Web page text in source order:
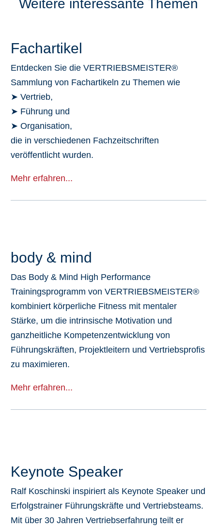
Weitere interessante Themen
Fachartikel
Entdecken Sie die VERTRIEBSMEISTER®
Sammlung von Fachartikeln zu Themen wie
➤ Vertrieb,
➤ Führung und
➤ Organisation,
die in verschiedenen Fachzeitschriften
veröffentlicht wurden.
Mehr erfahren...
body & mind
Das Body & Mind High Performance
Trainingsprogramm von VERTRIEBSMEISTER®
kombiniert körperliche Fitness mit mentaler
Stärke, um die intrinsische Motivation und
ganzheitliche Kompetenzentwicklung von
Führungskräften, Projektleitern und Vertriebsprofis
zu maximieren.
Mehr erfahren...
Keynote Speaker
Ralf Koschinski inspiriert als Keynote Speaker und
Erfolgstrainer Führungskräfte und Vertriebsteams.
Mit über 30 Jahren Vertriebserfahrung teilt er